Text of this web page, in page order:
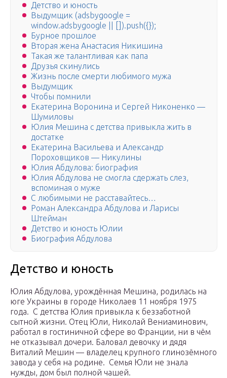
Детство и юность
Выдумщик (adsbygoogle =
window.adsbygoogle || []).push({});
Бурное прошлое
Вторая жена Анастасия Никишина
Такая же талантливая как папа
Друзья скинулись
Жизнь после смерти любимого мужа
Выдумщик
Чтобы помнили
Екатерина Воронина и Сергей Никоненко —
Шумиловы
Юлия Мешина с детства привыкла жить в
достатке
Екатерина Васильева и Александр
Пороховщиков — Никулины
Юлия Абдулова: биография
Юлия Абдулова не смогла сдержать слез,
вспоминая о муже
С любимыми не расставайтесь…
Роман Александра Абдулова и Ларисы
Штейман
Детство и юность Юлии
Биография Абдулова
Детство и юность
Юлия Абдулова, урождённая Мешина, родилась на
юге Украины в городе Николаев 11 ноября 1975
года. С детства Юлия привыкла к беззаботной
сытной жизни. Отец Юли, Николай Вениаминович,
работал в гостиничной сфере во Франции, ни в чём
не отказывал дочери. Баловал девочку и дядя
Виталий Мешин — владелец крупного глинозёмного
завода у себя на родине. Семья Юли не знала
нужды, дом был полной чашей.